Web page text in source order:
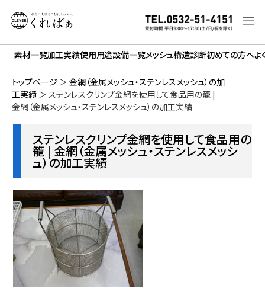
素材一覧加工実績使用用途設備一覧メッシュ構造診断初めての方へよ
トップページ ＞ 金網（金属メッシュ・ステンレスメッシュ）の加
工実績 ＞ ステンレスクリンプ金網を使用して食品用の籠 |
金網（金属メッシュ・ステンレスメッシュ）の加工実績
ステンレスクリンプ金網を使用して食品用の
籠 | 金網（金属メッシュ・ステンレスメッシ
ュ）の加工実績